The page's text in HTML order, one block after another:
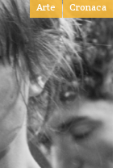
Arte Cronaca